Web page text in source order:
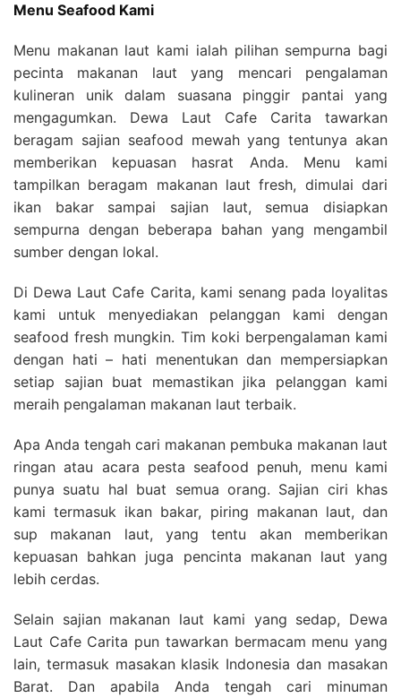
Menu Seafood Kami
Menu makanan laut kami ialah pilihan sempurna bagi
pecinta makanan laut yang mencari pengalaman
kulineran unik dalam suasana pinggir pantai yang
mengagumkan. Dewa Laut Cafe Carita tawarkan
beragam sajian seafood mewah yang tentunya akan
memberikan kepuasan hasrat Anda. Menu kami
tampilkan beragam makanan laut fresh, dimulai dari
ikan bakar sampai sajian laut, semua disiapkan
sempurna dengan beberapa bahan yang mengambil
sumber dengan lokal.
Di Dewa Laut Cafe Carita, kami senang pada loyalitas
kami untuk menyediakan pelanggan kami dengan
seafood fresh mungkin. Tim koki berpengalaman kami
dengan hati – hati menentukan dan mempersiapkan
setiap sajian buat memastikan jika pelanggan kami
meraih pengalaman makanan laut terbaik.
Apa Anda tengah cari makanan pembuka makanan laut
ringan atau acara pesta seafood penuh, menu kami
punya suatu hal buat semua orang. Sajian ciri khas
kami termasuk ikan bakar, piring makanan laut, dan
sup makanan laut, yang tentu akan memberikan
kepuasan bahkan juga pencinta makanan laut yang
lebih cerdas.
Selain sajian makanan laut kami yang sedap, Dewa
Laut Cafe Carita pun tawarkan bermacam menu yang
lain, termasuk masakan klasik Indonesia dan masakan
Barat. Dan apabila Anda tengah cari minuman